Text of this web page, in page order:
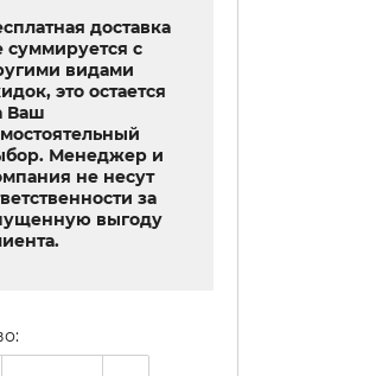
доставка
суммируется с
видами
это остается
Ваш
Менеджер и
не несут
за
выгоду